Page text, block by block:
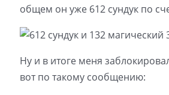
общем он уже 612 сундук по
Ну и в итоге меня
вот по такому сообщению: